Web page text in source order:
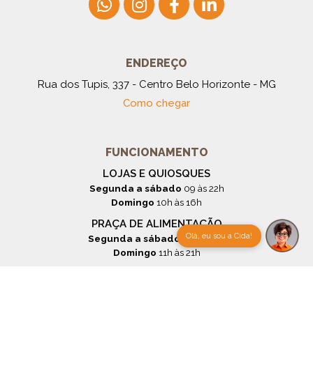
Olá, eu sou a Cida!
ENDEREÇO
Rua dos Tupis, 337 - Centro Belo Horizonte - MG
Como chegar
FUNCIONAMENTO
LOJAS E QUIOSQUES
Segunda a sábado 09 às 22h
Domingo 10h às 16h
PRAÇA DE ALIMENTAÇÃO
Segunda a sábado
11h às 22h
Domingo 11h às 21h